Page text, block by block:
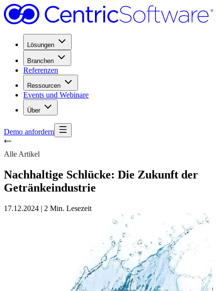
Lösungen
Branchen
Referenzen
Ressourcen
Events und Webinare
Über
Demo anfordern
Alle Artikel
Nachhaltige Schlücke: Die Zukunft der
Getränkeindustrie
17.12.2024 | 2 Min. Lesezeit